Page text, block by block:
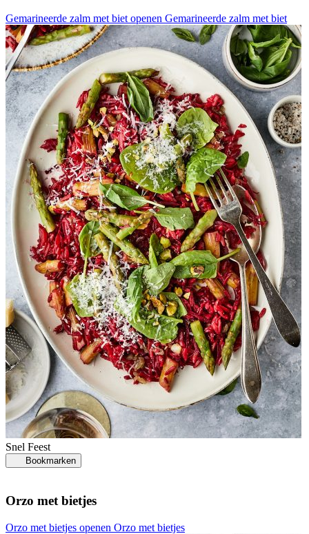
Gemarineerde zalm met biet openen Gemarineerde zalm met biet
Snel Feest
Bookmarken
Orzo met bietjes
Orzo met bietjes openen Orzo met bietjes